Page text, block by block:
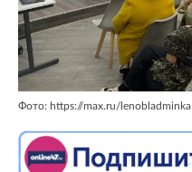
Фото: https://max.ru/lenobladminka